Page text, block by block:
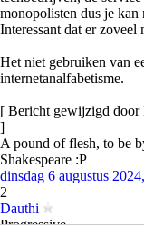
monopolisten dus je kan
Interessant dat er
Het niet gebruiken van
internetanalfabetisme.
[ Bericht gewijzigd door
]
A pound of flesh, to be
Shakespeare :P
dinsdag 6 augustus
2
Dauthi
Progressive